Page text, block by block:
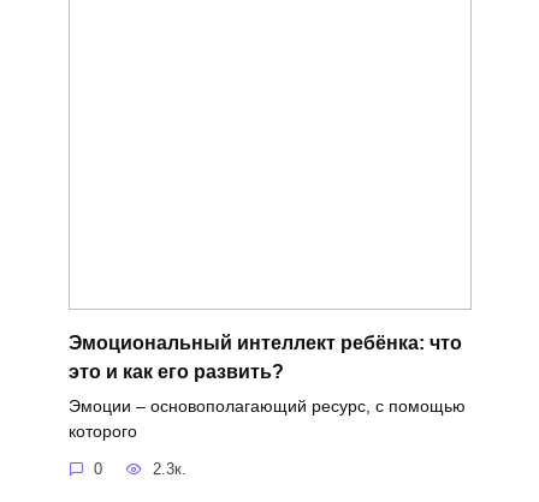
Эмоциональный интеллект ребёнка: что
это и как его развить?
Эмоции – основополагающий ресурс, с помощью
которого
0 2.3к.